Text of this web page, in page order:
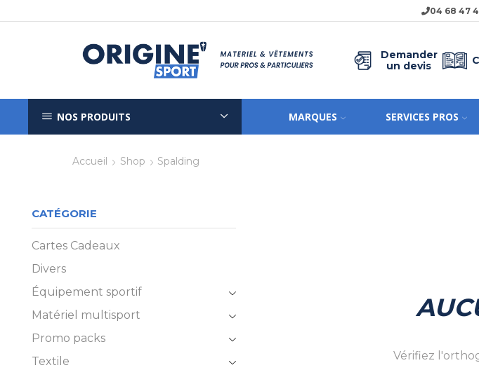
04 68 47
Demander
un devis
NOS PRODUITS MARQUES SERVICES PROS
Accueil Shop Spalding
Vérifiez
CATÉGORIE
Cartes Cadeaux
Divers
Équipement sportif
Matériel multisport
Promo packs
Textile